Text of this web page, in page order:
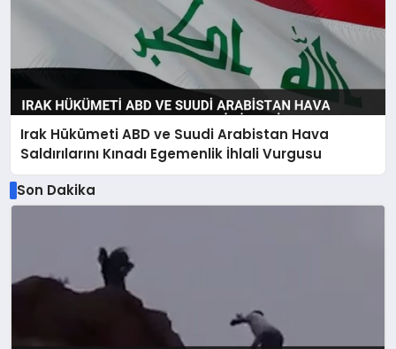
Irak Hükümeti ABD ve Suudi Arabistan Hava
Saldırılarını Kınadı Egemenlik İhlali Vurgusu
Son Dakika